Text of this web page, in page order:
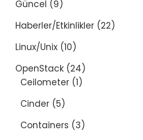
Güncel (9)
Haberler/Etkinlikler (22)
Linux/Unix (10)
OpenStack (24)
Ceilometer (1)
Cinder (5)
Containers (3)